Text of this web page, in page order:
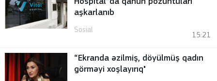
aşkarlanıb
Sosial
15:21
“Ekranda əzilmiş, döyülmüş qadın
görməyi xoşlayırıq"